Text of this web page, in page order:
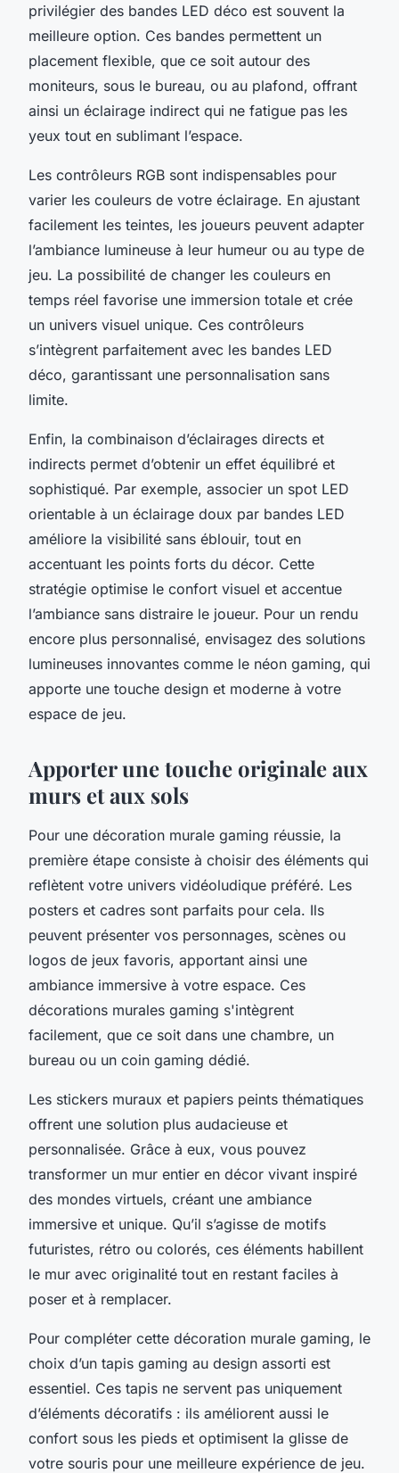
privilégier des bandes LED déco est souvent la
meilleure option. Ces bandes permettent un
placement flexible, que ce soit autour des
moniteurs, sous le bureau, ou au plafond, offrant
ainsi un éclairage indirect qui ne fatigue pas les
yeux tout en sublimant l’espace.
Les contrôleurs RGB sont indispensables pour
varier les couleurs de votre éclairage. En ajustant
facilement les teintes, les joueurs peuvent adapter
l’ambiance lumineuse à leur humeur ou au type de
jeu. La possibilité de changer les couleurs en
temps réel favorise une immersion totale et crée
un univers visuel unique. Ces contrôleurs
s’intègrent parfaitement avec les bandes LED
déco, garantissant une personnalisation sans
limite.
Enfin, la combinaison d’éclairages directs et
indirects permet d’obtenir un effet équilibré et
sophistiqué. Par exemple, associer un spot LED
orientable à un éclairage doux par bandes LED
améliore la visibilité sans éblouir, tout en
accentuant les points forts du décor. Cette
stratégie optimise le confort visuel et accentue
l’ambiance sans distraire le joueur. Pour un rendu
encore plus personnalisé, envisagez des solutions
lumineuses innovantes comme le néon gaming, qui
apporte une touche design et moderne à votre
espace de jeu.
Apporter une touche originale aux
murs et aux sols
Pour une décoration murale gaming réussie, la
première étape consiste à choisir des éléments qui
reflètent votre univers vidéoludique préféré. Les
posters et cadres sont parfaits pour cela. Ils
peuvent présenter vos personnages, scènes ou
logos de jeux favoris, apportant ainsi une
ambiance immersive à votre espace. Ces
décorations murales gaming s'intègrent
facilement, que ce soit dans une chambre, un
bureau ou un coin gaming dédié.
Les stickers muraux et papiers peints thématiques
offrent une solution plus audacieuse et
personnalisée. Grâce à eux, vous pouvez
transformer un mur entier en décor vivant inspiré
des mondes virtuels, créant une ambiance
immersive et unique. Qu’il s’agisse de motifs
futuristes, rétro ou colorés, ces éléments habillent
le mur avec originalité tout en restant faciles à
poser et à remplacer.
Pour compléter cette décoration murale gaming, le
choix d’un tapis gaming au design assorti est
essentiel. Ces tapis ne servent pas uniquement
d’éléments décoratifs : ils améliorent aussi le
confort sous les pieds et optimisent la glisse de
votre souris pour une meilleure expérience de jeu.